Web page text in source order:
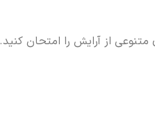
از آرایش را امتحان کنید.